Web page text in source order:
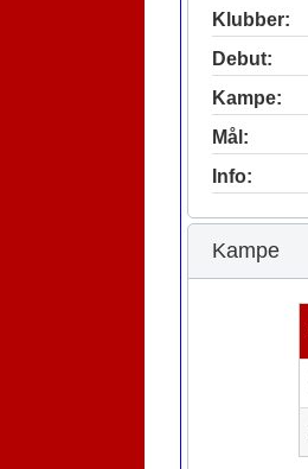
Klubber:
Debut:
Kampe:
Mål:
Info:
Kampe